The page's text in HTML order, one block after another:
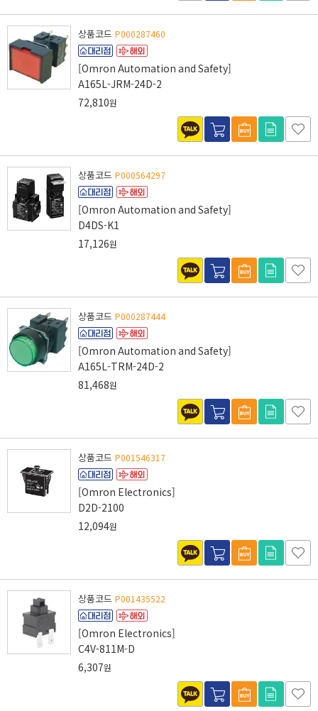
상품코드 P000287460
[Omron Automation and Safety]
A165L-JRM-24D-2
72,810원
상품코드 P000564297
[Omron Automation and Safety]
D4DS-K1
17,126원
상품코드 P000287444
[Omron Automation and Safety]
A165L-TRM-24D-2
81,468원
상품코드 P001546317
[Omron Electronics]
D2D-2100
12,094원
상품코드 P001435522
[Omron Electronics]
C4V-811M-D
6,307원